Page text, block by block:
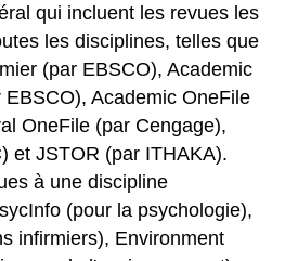
qui incluent les revues les
les disciplines, telles que
(par EBSCO), Academic
Academic OneFile
OneFile (par Cengage),
et JSTOR (par ITHAKA).
à une discipline
(pour la psychologie),
infirmiers), Environment